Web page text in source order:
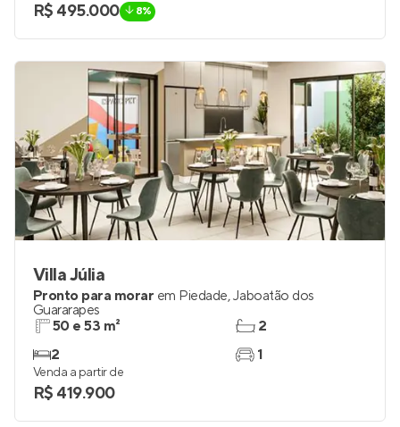
R$ 495.000 8%
Villa Júlia
Pronto para morar em Piedade,Jaboatão dos
Guararapes
50 e 53 m²
2
2
1
Venda a partir de
R$ 419.900